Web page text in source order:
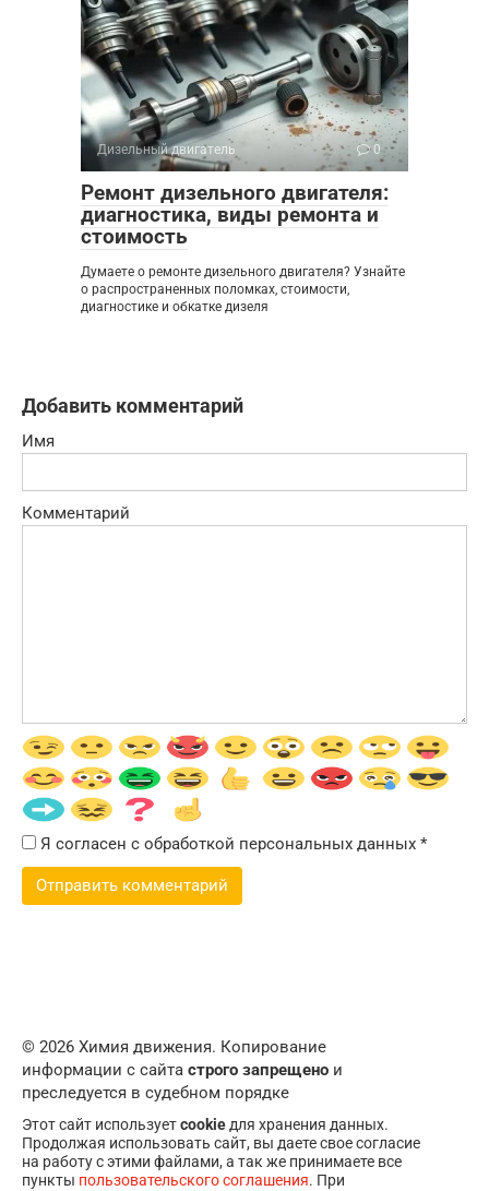
Дизельный двигатель 0
Ремонт дизельного двигателя:
диагностика, виды ремонта и
стоимость
Думаете о ремонте дизельного двигателя? Узнайте
о распространенных поломках, стоимости,
диагностике и обкатке дизеля
Добавить комментарий
Имя
Комментарий
Я согласен с обработкой персональных данных *
© 2026 Химия движения. Копирование
информации с сайта строго запрещено и
преследуется в судебном порядке
Этот сайт используетcookie для хранения данных.
Продолжая использовать сайт, вы даете свое согласие
на работу с этими файлами, а так же принимаете все
пункты пользовательского соглашения. При